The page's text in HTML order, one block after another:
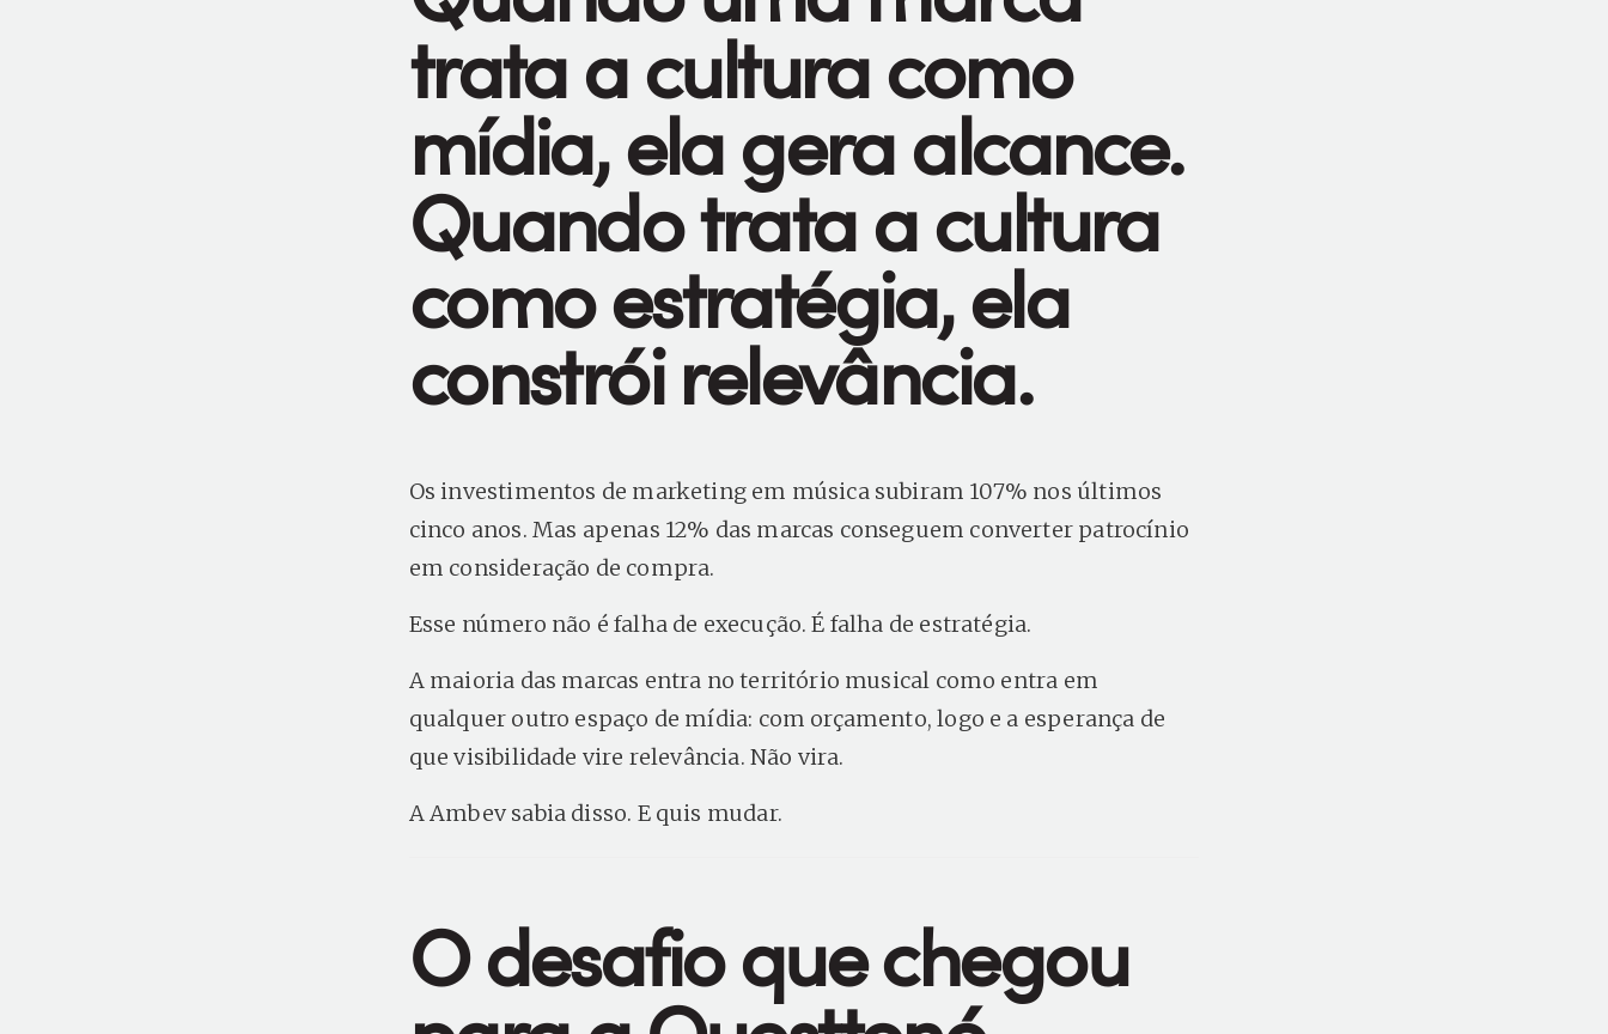
trata a cultura como
mídia, ela gera alcance.
Quando trata a cultura
como estratégia, ela
constrói relevância.
Os investimentos de marketing em música subiram 107% nos últimos
cinco anos. Mas apenas 12% das marcas conseguem converter patrocínio
em consideração de compra.
Esse número não é falha de execução. É falha de estratégia.
A maioria das marcas entra no território musical como entra em
qualquer outro espaço de mídia: com orçamento, logo e a esperança de
que visibilidade vire relevância. Não vira.
A Ambev sabia disso. E quis mudar.
O desafio que chegou